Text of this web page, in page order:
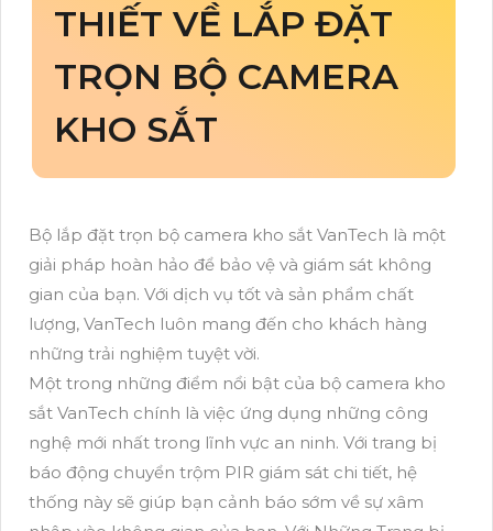
THIẾT VỀ LẮP ĐẶT
TRỌN BỘ CAMERA
KHO SẮT
Bộ lắp đặt trọn bộ camera kho sắt VanTech là một
giải pháp hoàn hảo để bảo vệ và giám sát không
gian của bạn. Với dịch vụ tốt và sản phẩm chất
lượng, VanTech luôn mang đến cho khách hàng
những trải nghiệm tuyệt vời.
Một trong những điểm nổi bật của bộ camera kho
sắt VanTech chính là việc ứng dụng những công
nghệ mới nhất trong lĩnh vực an ninh. Với trang bị
báo động chuyển trộm PIR giám sát chi tiết, hệ
thống này sẽ giúp bạn cảnh báo sớm về sự xâm